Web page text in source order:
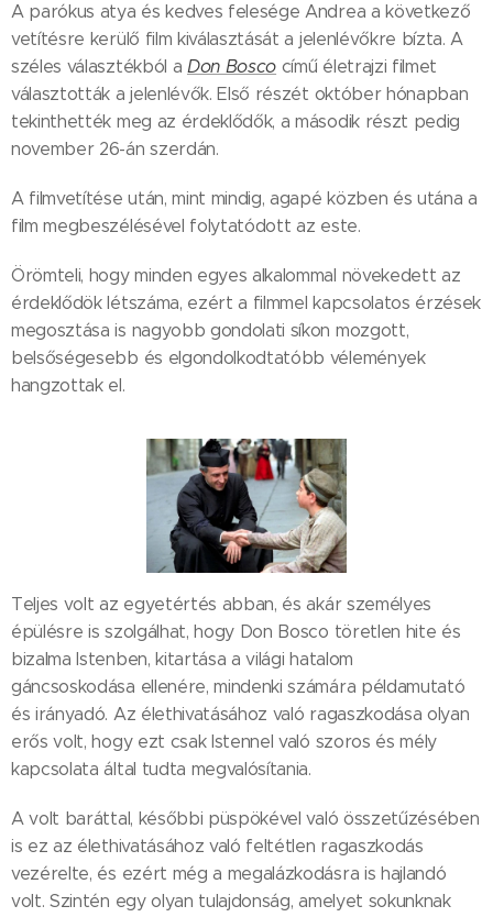
A parókus atya és kedves felesége Andrea a következő
vetítésre kerülő film kiválasztását a jelenlévőkre bízta. A
széles választékból a Don Bosco című életrajzi filmet
választották a jelenlévők. Első részét október hónapban
tekinthették meg az érdeklődők, a második részt pedig
november 26-án szerdán.
A filmvetítése után, mint mindig, agapé közben és utána a
film megbeszélésével folytatódott az este.
Örömteli, hogy minden egyes alkalommal növekedett az
érdeklődök létszáma, ezért a filmmel kapcsolatos érzések
megosztása is nagyobb gondolati síkon mozgott,
belsőségesebb és elgondolkodtatóbb vélemények
hangzottak el.
Teljes volt az egyetértés abban, és akár személyes
épülésre is szolgálhat, hogy Don Bosco töretlen hite és
bizalma Istenben, kitartása a világi hatalom
gáncsoskodása ellenére, mindenki számára példamutató
és irányadó. Az élethivatásához való ragaszkodása olyan
erős volt, hogy ezt csak Istennel való szoros és mély
kapcsolata által tudta megvalósítania.
A volt baráttal, későbbi püspökével való összetűzésében
is ez az élethivatásához való feltétlen ragaszkodás
vezérelte, és ezért még a megalázkodásra is hajlandó
volt. Szintén egy olyan tulajdonság, amelyet sokunknak